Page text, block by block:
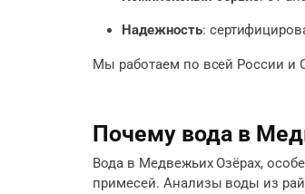
Надежность:
Мы работаем по всей России и
Почему вода в
Вода в Медвежьих Озёрах,
примесей. Анализы воды из